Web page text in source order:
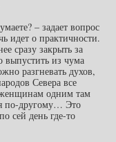
– задает вопрос
идет о практичности.
сразу закрыть за
выпустить из чума
разгневать духов,
Севера все
одним там
по-другому… Это
сей день где-то